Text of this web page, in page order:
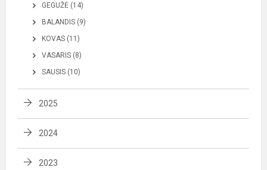
GEGUŽĖ (14)
BALANDIS (9)
KOVAS (11)
VASARIS (8)
SAUSIS (10)
2025
2024
2023